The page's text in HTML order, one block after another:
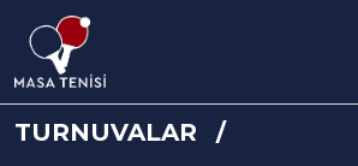
TURNUVALAR